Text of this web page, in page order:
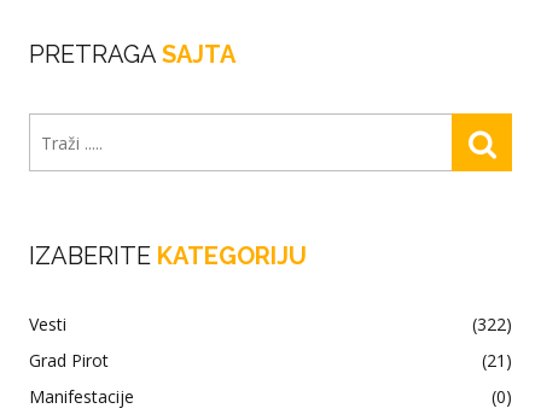
PRETRAGA SAJTA
IZABERITE KATEGORIJU
Vesti
(322)
Grad Pirot
(21)
Manifestacije
(0)